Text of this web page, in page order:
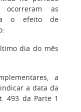
as
o efeito de
dia do mês
a
a data da
493 da Parte 1